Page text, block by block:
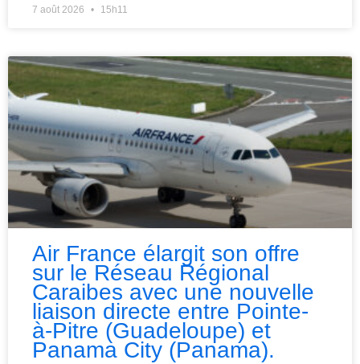
7 août 2026 15h11
Air France élargit son offre
sur le Réseau Régional
Caraibes avec une nouvelle
liaison directe entre Pointe-
à-Pitre (Guadeloupe) et
Panama City (Panama).